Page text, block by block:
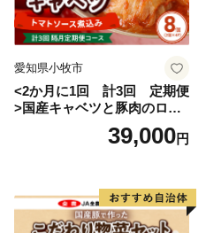
愛知県小牧市
<2か月に1回 計3回 定期便
>国産キャベツと豚肉のロー
ルキャベツ（4P入り）
39,000円